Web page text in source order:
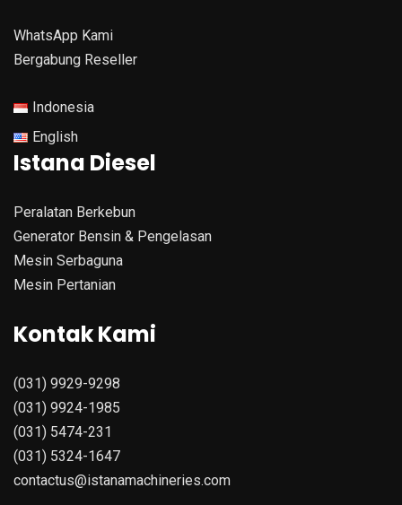
WhatsApp Kami
Bergabung Reseller
Indonesia
English
Istana Diesel
Peralatan Berkebun
Generator Bensin & Pengelasan
Mesin Serbaguna
Mesin Pertanian
Kontak Kami
(031) 9929-9298
(031) 9924-1985
(031) 5474-231
(031) 5324-1647
contactus@istanamachineries.com